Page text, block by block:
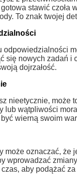
stawić czoła
To znak twojej
odpowiedzialności
się nowych zadań i
dojrzałość.
nieetycznie, może
lub wątpliwości
wierną swoim
może oznaczać, że
wprowadzać
aby podążać